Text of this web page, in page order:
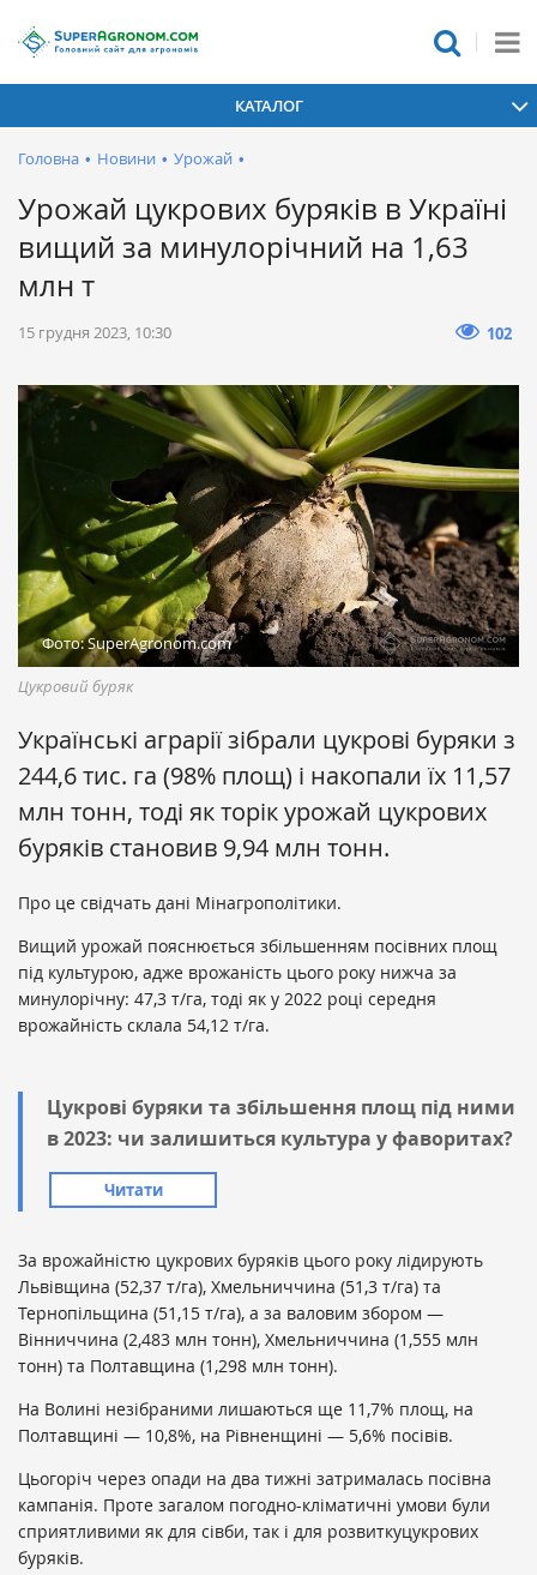
КАТАЛОГ
Головна • Новини • Урожай •
Урожай цукрових буряків в Україні
вищий за минулорічний на 1,63
млн т
15 грудня 2023, 10:30 102
Фото: SuperAgronom.com
Цукровий буряк
Українські аграрії зібрали цукрові буряки з
244,6 тис. га (98% площ) і накопали їх 11,57
млн тонн, тоді як торік урожай цукрових
буряків становив 9,94 млн тонн.
Про це свідчать дані Мінагрополітики.
Вищий урожай пояснюється збільшенням посівних площ
під культурою, адже врожаність цього року нижча за
минулорічну: 47,3 т/га, тоді як у 2022 році середня
врожайність склала 54,12 т/га.
Цукрові буряки та збільшення площ під ними
в 2023: чи залишиться культура у фаворитах?
Читати
За врожайністю цукрових буряків цього року лідирують
Львівщина (52,37 т/га), Хмельниччина (51,3 т/га) та
Тернопільщина (51,15 т/га), а за валовим збором —
Вінниччина (2,483 млн тонн), Хмельниччина (1,555 млн
тонн) та Полтавщина (1,298 млн тонн).
На Волині незібраними лишаються ще 11,7% площ, на
Полтавщині — 10,8%, на Рівненщині — 5,6% посівів.
Цьогоріч через опади на два тижні затрималась посівна
кампанія. Проте загалом погодно-кліматичні умови були
сприятливими як для сівби, так і для розвиткуцукрових
буряків.